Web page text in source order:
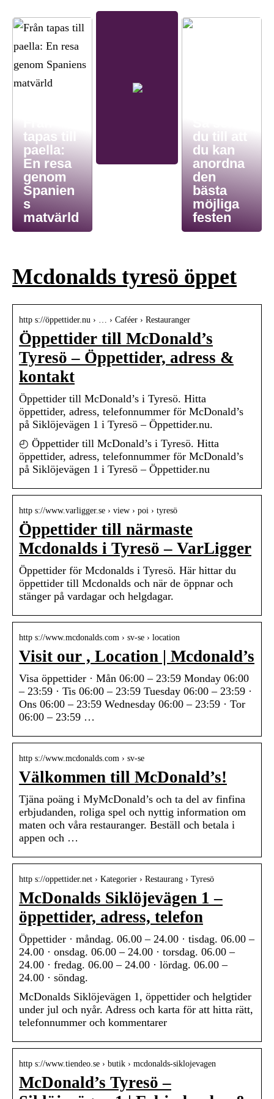
tapas till
paella:
En resa
genom
Spanien
s
matvärld
du till att
du kan
anordna
den
bästa
möjliga
festen
Mcdonalds tyresö öppet
http s://öppettider.nu › … › Caféer › Restauranger
Öppettider till McDonald’s
Tyresö – Öppettider, adress &
kontakt
Öppettider till McDonald’s i Tyresö. Hitta
öppettider, adress, telefonnummer för McDonald’s
på Siklöjevägen 1 i Tyresö – Öppettider.nu.
◴ Öppettider till McDonald’s i Tyresö. Hitta
öppettider, adress, telefonnummer för McDonald’s
på Siklöjevägen 1 i Tyresö – Öppettider.nu
http s://www.varligger.se › view › poi › tyresö
Öppettider till närmaste
Mcdonalds i Tyresö – VarLigger
Öppettider för Mcdonalds i Tyresö. Här hittar du
öppettider till Mcdonalds och när de öppnar och
stänger på vardagar och helgdagar.
http s://www.mcdonalds.com › sv-se › location
Visit our , Location | Mcdonald’s
Visa öppettider · Mån 06:00 – 23:59 Monday 06:00
– 23:59 · Tis 06:00 – 23:59 Tuesday 06:00 – 23:59 ·
Ons 06:00 – 23:59 Wednesday 06:00 – 23:59 · Tor
06:00 – 23:59 …
http s://www.mcdonalds.com › sv-se
Välkommen till McDonald’s!
Tjäna poäng i MyMcDonald’s och ta del av finfina
erbjudanden, roliga spel och nyttig information om
maten och våra restauranger. Beställ och betala i
appen och …
http s://oppettider.net › Kategorier › Restaurang › Tyresö
McDonalds Siklöjevägen 1 –
öppettider, adress, telefon
Öppettider · måndag. 06.00 – 24.00 · tisdag. 06.00 –
24.00 · onsdag. 06.00 – 24.00 · torsdag. 06.00 –
24.00 · fredag. 06.00 – 24.00 · lördag. 06.00 –
24.00 · söndag.
McDonalds Siklöjevägen 1, öppettider och helgtider
under jul och nyår. Adress och karta för att hitta rätt,
telefonnummer och kommentarer
http s://www.tiendeo.se › butik › mcdonalds-siklojevagen
McDonald’s Tyresö –